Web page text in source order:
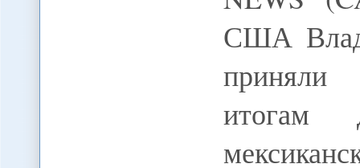
США
приняли
итогам